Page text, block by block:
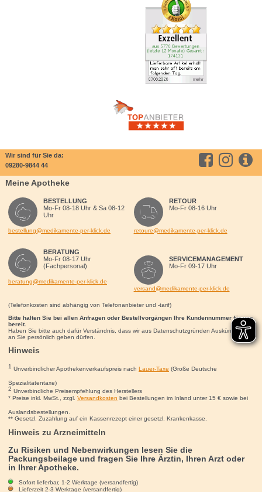
Wir sind für Sie da:
09280-9844 44
Meine Apotheke
BESTELLUNG
Mo-Fr 08-18 Uhr & Sa 08-12
Uhr
bestellung@medikamente-per-klick.de
BERATUNG
Mo-Fr 08-17 Uhr
(Fachpersonal)
beratung@medikamente-per-klick.de
RETOUR
Mo-Fr 08-16 Uhr
retoure@medikamente-per-klick.de
SERVICEMANAGEMENT
Mo-Fr 09-17 Uhr
versand@medikamente-per-klick.de
(Telefonkosten sind abhängig von Telefonanbieter und -tarif)
Bitte halten Sie bei allen Anfragen oder Bestellvorgängen Ihre Kundennummer für uns
bereit.
Haben Sie bitte auch dafür Verständnis, dass wir aus Datenschutzgründen Auskünfte nur
an Sie persönlich geben dürfen.
Hinweis
1 Unverbindlicher Apothekenverkaufspreis nach Lauer-Taxe (Große Deutsche
Spezialitätentaxe)
2 Unverbindliche Preisempfehlung des Herstellers
* Preise inkl. MwSt., zzgl. Versandkosten bei Bestellungen im Inland unter 15 €sowie bei
Auslandsbestellungen.
** Gesetzl. Zuzahlung auf ein Kassenrezept einer gesetzl. Krankenkasse.
Hinweis zu Arzneimitteln
Zu Risiken und Nebenwirkungen lesen Sie die
Packungsbeilage und fragen Sie Ihre Ärztin, Ihren Arzt oder
in Ihrer Apotheke.
Sofort lieferbar, 1-2 Werktage (versandfertig)
Lieferzeit 2-3 Werktage (versandfertig)